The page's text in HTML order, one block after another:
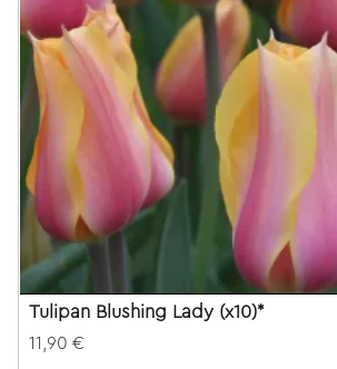
Tulipan Blushing Lady (x10)*
11,90 €